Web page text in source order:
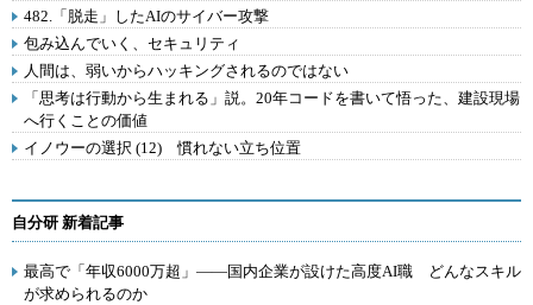
482.「脱走」したAIのサイバー攻撃
包み込んでいく、セキュリティ
人間は、弱いからハッキングされるのではない
「思考は行動から生まれる」説。20年コードを書いて悟った、建設現場
へ行くことの価値
イノウーの選択 (12) 慣れない立ち位置
自分研 新着記事
最高で「年収6000万超」――国内企業が設けた高度AI職 どんなスキル
が求められるのか